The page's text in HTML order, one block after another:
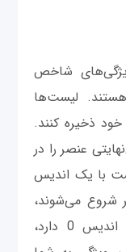
شاخص
لیست‌ها
خود ذخیره کنند.
عنصر را در
با یک اندیس
شروع می‌شوند،
به این معنی که اولین عنصر لیست اندیس 0 دارد،